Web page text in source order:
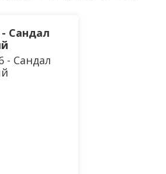
- Сандал